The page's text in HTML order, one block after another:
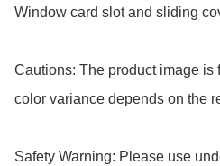
Window card slot and sliding
Cautions: The product image is
color variance depends on the
Safety Warning: Please use